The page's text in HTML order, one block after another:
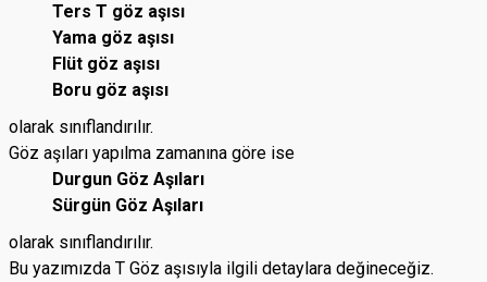
Ters T göz aşısı
Yama göz aşısı
Flüt göz aşısı
Boru göz aşısı
olarak sınıflandırılır.
Göz aşıları yapılma zamanına göre ise
Durgun Göz Aşıları
Sürgün Göz Aşıları
olarak sınıflandırılır.
Bu yazımızda T Göz aşısıyla ilgili detaylara değineceğiz.